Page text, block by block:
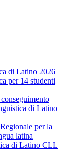
di Latino 2026
per 14 studenti
di Latino
per la
latina
di Latino CLL